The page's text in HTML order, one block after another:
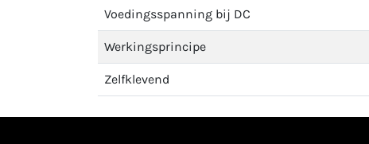
Voedingsspanning bij DC
Werkingsprincipe
Zelfklevend